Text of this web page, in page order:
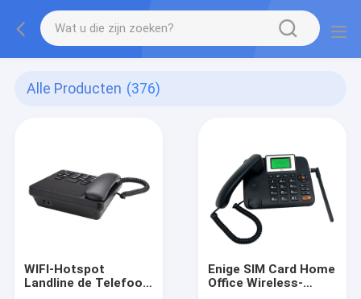
Alle Producten (376)
WIFI-Hotspot
Landline de Telefoon
Enige SIM Card Home
Office Wireless-